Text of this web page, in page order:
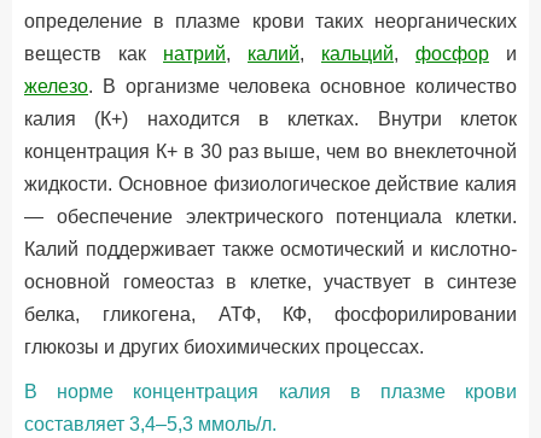
определение в плазме крови таких неорганических
веществ как натрий, калий, кальций, фосфор и
железо. В организме человека основное количество
калия (К+) находится в клетках. Внутри клеток
концентрация К+ в 30 раз выше, чем во внеклеточной
жидкости. Основное физиологическое действие калия
— обеспечение электрического потенциала клетки.
Калий поддерживает также осмотический и кислотно-
основной гомеостаз в клетке, участвует в синтезе
белка, гликогена, АТФ, КФ, фосфорилировании
глюкозы и других биохимических процессах.
В норме концентрация калия в плазме крови
составляет 3,4–5,3 ммоль/л.